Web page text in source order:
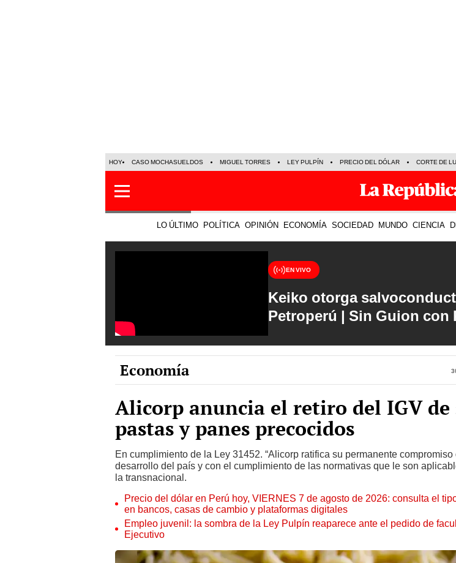
HOY CASO MOCHASUELDOS MIGUEL TORRES LEY PULPÍN PRECIO DEL DÓLAR CORTE DE
LO ÚLTIMO POLÍTICA OPINIÓN ECONOMÍA SOCIEDAD MUNDO CIENCIA
EN VIVO
Keiko otorga
Petroperú | Sin Guion con
Economía
Alicorp anuncia el retiro del IGV de
pastas y panes precocidos
En cumplimiento de la Ley 31452. “Alicorp ratifica su permanente compromiso
desarrollo del país y con el cumplimiento de las normativas que le son
la transnacional.
Precio del dólar en Perú hoy, VIERNES 7 de agosto de 2026: consulta el
en bancos, casas de cambio y plataformas digitales
Empleo juvenil: la sombra de la Ley Pulpín reaparece ante el pedido de
Ejecutivo